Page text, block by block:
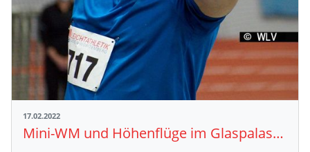
17.02.2022
Mini-WM und Höhenflüge im Glaspalast in Aussicht